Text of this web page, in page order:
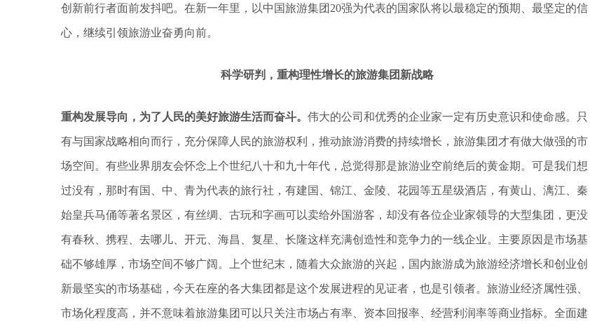
创新前行者面前发抖吧。在新一年里，以中国旅游集团20强为代表的国家队将以最稳定的预期、最坚定的信
心，继续引领旅游业奋勇向前。
科学研判，重构理性增长的旅游集团新战略
重构发展导向，为了人民的美好旅游生活而奋斗。 伟大的公司和优秀的企业家一定有历史意识和使命感。只
有与国家战略相向而行，充分保障人民的旅游权利，推动旅游消费的持续增长，旅游集团才有做大做强的市
场空间。有些业界朋友会怀念上个世纪八十和九十年代，总觉得那是旅游业空前绝后的黄金期。可是我们想
过没有，那时有国、中、青为代表的旅行社，有建国、锦江、金陵、花园等五星级酒店，有黄山、漓江、秦
始皇兵马俑等著名景区，有丝绸、古玩和字画可以卖给外国游客，却没有各位企业家领导的大型集团，更没
有春秋、携程、去哪儿、开元、海昌、复星、长隆这样充满创造性和竞争力的一线企业。主要原因是市场基
础不够雄厚，市场空间不够广阔。上个世纪末，随着大众旅游的兴起，国内旅游成为旅游经济增长和创业创
新最坚实的市场基础，今天在座的各大集团都是这个发展进程的见证者，也是引领者。旅游业经济属性强、
市场化程度高，并不意味着旅游集团可以只关注市场占有率、资本回报率、经营利润率等商业指标。全面建